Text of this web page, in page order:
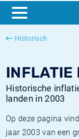
Historisch
Historische
landen in 2003
Op deze pagina
jaar 2003 van een
ESTER
SONIA
Nederlandse inflatie -
Amerikaanse inflatie -
SOFR historie
TONAR historie